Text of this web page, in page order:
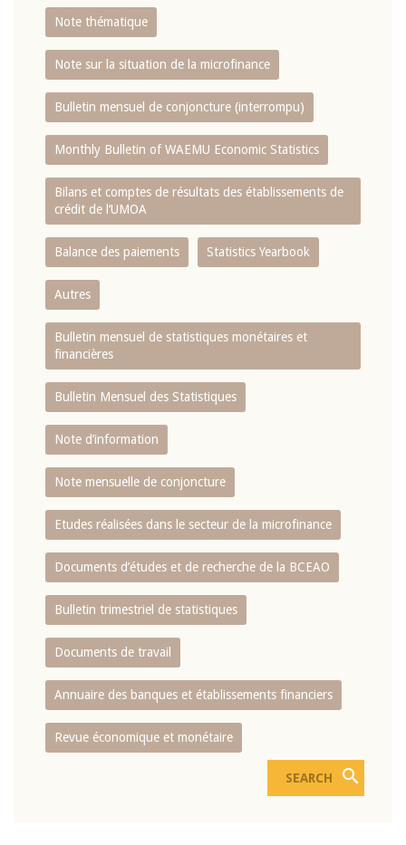
Note thématique
Note sur la situation de la microfinance
Bulletin mensuel de conjoncture (interrompu)
Monthly Bulletin of WAEMU Economic Statistics
Bilans et comptes de résultats des établissements de
crédit de l‘UMOA
Balance des paiements Statistics Yearbook
Autres
Bulletin mensuel de statistiques monétaires et
financières
Bulletin Mensuel des Statistiques
Note d’information
Note mensuelle de conjoncture
Etudes réalisées dans le secteur de la microfinance
Documents d’études et de recherche de la BCEAO
Bulletin trimestriel de statistiques
Documents de travail
Annuaire des banques et établissements financiers
Revue économique et monétaire